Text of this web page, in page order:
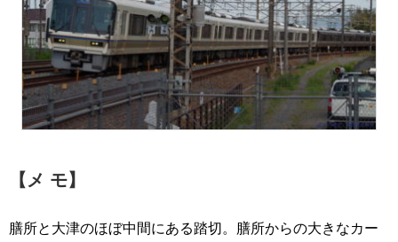
【メ モ】
膳所と大津のほぼ中間にある踏切。膳所からの大きなカー